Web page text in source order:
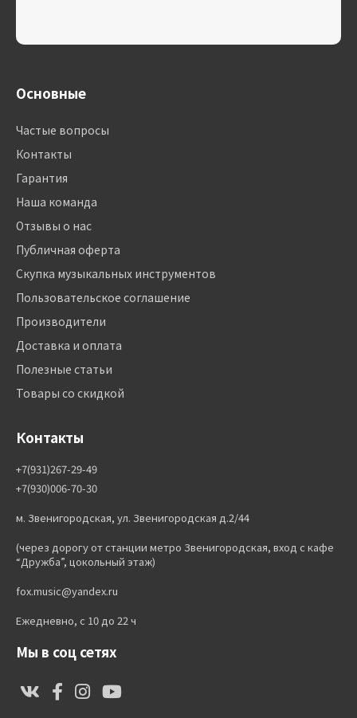
Основные
Частые вопросы
Контакты
Гарантия
Наша команда
Отзывы о нас
Публичная оферта
Скупка музыкальных инструментов
Пользовательское соглашение
Производители
Доставка и оплата
Полезные статьи
Товары со скидкой
Контакты
+7(931)267-29-49
+7(930)006-70-30
м. Звенигородская, ул. Звенигородская д.2/44
(через дорогу от станции метро Звенигородская, вход с кафе
“Дружба”, цокольный этаж)
fox.music@yandex.ru
Ежедневно, с 10 до 22 ч
Мы в соц сетях